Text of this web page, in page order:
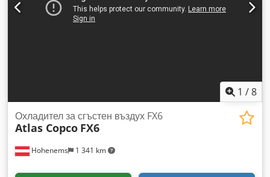
1 /8
Hohenems 1 341 km
Охладител за сгъстен въздух FX6
Atlas Copco FX6